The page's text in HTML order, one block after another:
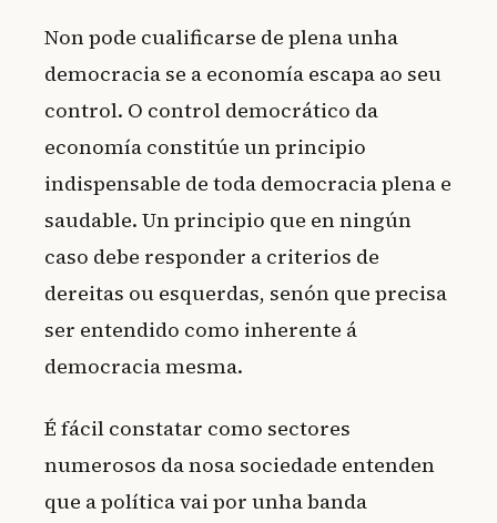
Non pode cualificarse de plena unha
democracia se a economía escapa ao seu
control. O control democrático da
economía constitúe un principio
indispensable de toda democracia plena e
saudable. Un principio que en ningún
caso debe responder a criterios de
dereitas ou esquerdas, senón que precisa
ser entendido como inherente á
democracia mesma.
É fácil constatar como sectores
numerosos da nosa sociedade entenden
que a política vai por unha banda